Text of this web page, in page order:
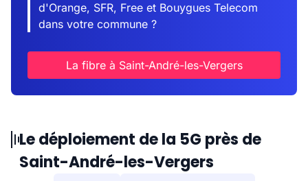
d'Orange, SFR, Free et Bouygues Telecom
dans votre commune ?
La fibre à Saint-André-les-Vergers
Le déploiement de la 5G près de
Saint-André-les-Vergers